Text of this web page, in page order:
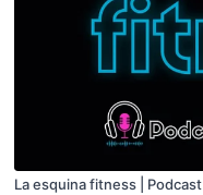
La esquina fitness | Podcast